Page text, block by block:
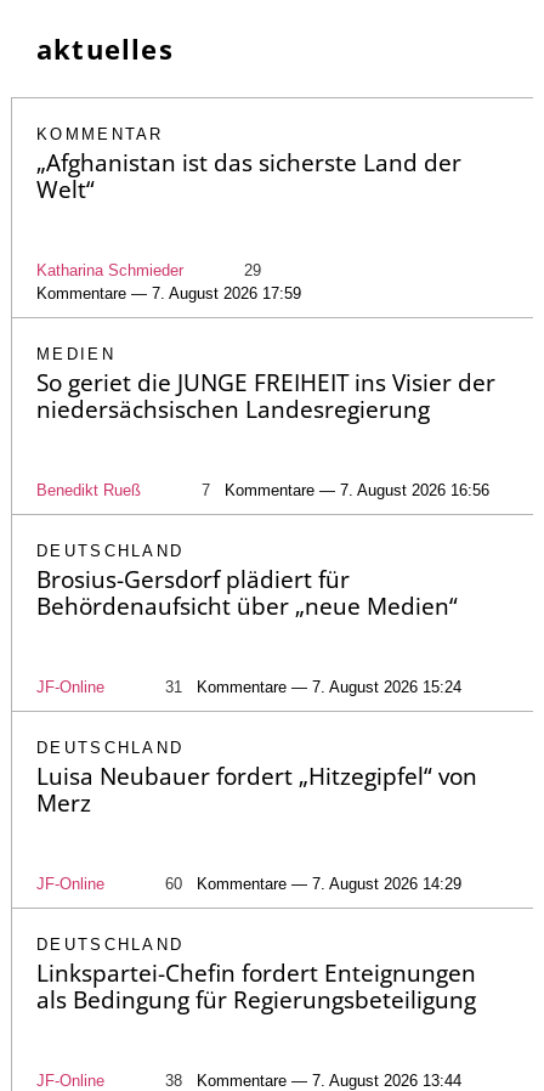
aktuelles
KOMMENTAR
„Afghanistan ist das sicherste Land der
Welt“
Katharina Schmieder
29
Kommentare — 7. August 2026 17:59
MEDIEN
So geriet die JUNGE FREIHEIT ins Visier der
niedersächsischen Landesregierung
Benedikt Rueß 7 Kommentare — 7. August 2026 16:56
DEUTSCHLAND
Brosius-Gersdorf plädiert für
Behördenaufsicht über „neue Medien“
JF-Online 31 Kommentare — 7. August 2026 15:24
DEUTSCHLAND
Luisa Neubauer fordert „Hitzegipfel“ von
Merz
JF-Online 60 Kommentare — 7. August 2026 14:29
DEUTSCHLAND
Linkspartei-Chefin fordert Enteignungen
als Bedingung für Regierungsbeteiligung
JF-Online 38 Kommentare — 7. August 2026 13:44